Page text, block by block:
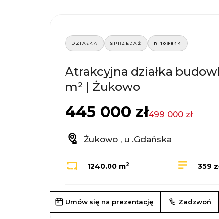
DZIAŁKA SPRZEDAŻ R-109844
Atrakcyjna działka
m² | Żukowo
445 000 zł499 000 zł
Żukowo , ul.Gdańska
1240.00 m2 359
Umów się na prezentację Zadzwoń